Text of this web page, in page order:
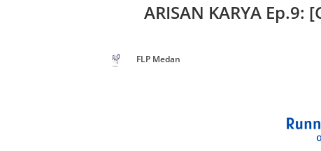
ARISAN KARYA
FLP Medan